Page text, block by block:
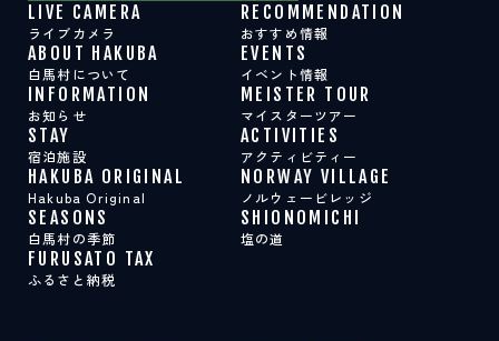
LIVE CAMERA
ライブカメラ
RECOMMENDATION
おすすめ情報
ABOUT HAKUBA
白馬村について
EVENTS
イベント情報
INFORMATION
お知らせ
MEISTER TOUR
マイスターツアー
STAY
宿泊施設
ACTIVITIES
アクティビティー
HAKUBA ORIGINAL
Hakuba Original
NORWAY VILLAGE
ノルウェービレッジ
SEASONS
白馬村の季節
SHIONOMICHI
塩の道
FURUSATO TAX
ふるさと納税